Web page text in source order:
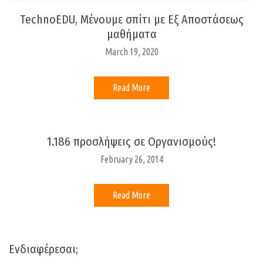
TechnoEDU, Μένουμε σπίτι με Εξ Αποστάσεως
μαθήματα
March 19, 2020
Read More
1.186 προσλήψεις σε Οργανισμούς!
February 26, 2014
Read More
Ενδιαφέρεσαι;